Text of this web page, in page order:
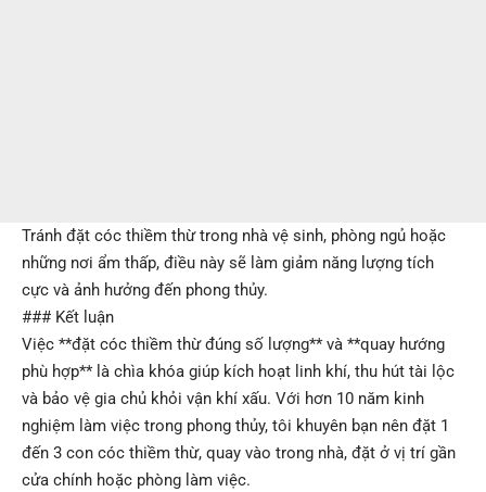
Tránh đặt cóc thiềm thừ trong nhà vệ sinh, phòng ngủ hoặc
những nơi ẩm thấp, điều này sẽ làm giảm năng lượng tích
cực và ảnh hưởng đến phong thủy.
### Kết luận
Việc **đặt cóc thiềm thừ đúng số lượng** và **quay hướng
phù hợp** là chìa khóa giúp kích hoạt linh khí, thu hút tài lộc
và bảo vệ gia chủ khỏi vận khí xấu. Với hơn 10 năm kinh
nghiệm làm việc trong phong thủy, tôi khuyên bạn nên đặt 1
đến 3 con cóc thiềm thừ, quay vào trong nhà, đặt ở vị trí gần
cửa chính hoặc phòng làm việc.